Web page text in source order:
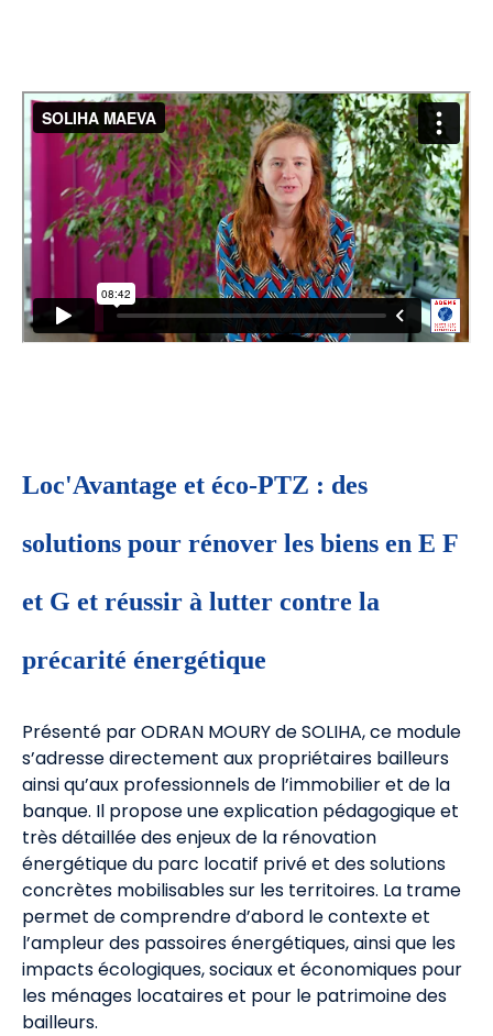
Loc'Avantage et éco-PTZ : des
solutions pour rénover les biens en E F
et G et réussir à lutter contre la
précarité énergétique
Présenté par ODRAN MOURY de SOLIHA, ce module
s’adresse directement aux propriétaires bailleurs
ainsi qu’aux professionnels de l’immobilier et de la
banque. Il propose une explication pédagogique et
très détaillée des enjeux de la rénovation
énergétique du parc locatif privé et des solutions
concrètes mobilisables sur les territoires. La trame
permet de comprendre d’abord le contexte et
l’ampleur des passoires énergétiques, ainsi que les
impacts écologiques, sociaux et économiques pour
les ménages locataires et pour le patrimoine des
bailleurs.